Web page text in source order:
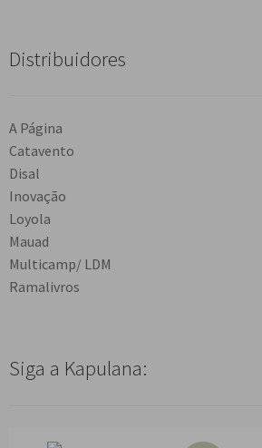
Distribuidores
A Página
Catavento
Disal
Inovação
Loyola
Mauad
Multicamp/ LDM
Ramalivros
Siga a Kapulana: